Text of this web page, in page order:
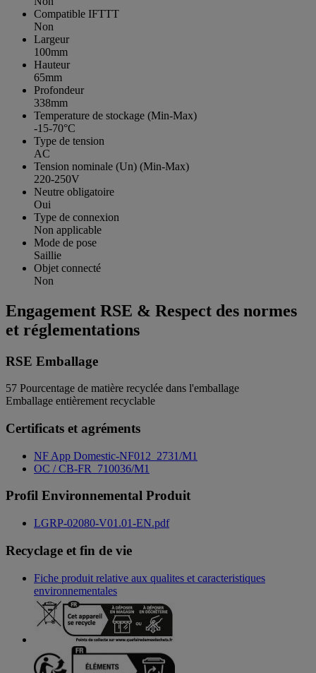
Compatible IFTTT
Non
Largeur
100mm
Hauteur
65mm
Profondeur
338mm
Temperature de stockage (Min-Max)
-15-70°C
Type de tension
AC
Tension nominale (Un) (Min-Max)
220-250V
Neutre obligatoire
Oui
Type de connexion
Non applicable
Mode de pose
Saillie
Objet connecté
Non
Engagement RSE & Respect des normes
et réglementations
RSE Emballage
57 Pourcentage de matière recyclée dans l'emballage
Emballage entièrement recyclable
Certificats et agréments
NF App Domestic-NF012_2731/M1
OC / CB-FR_710036/M1
Profil Environnemental Produit
LGRP-02080-V01.01-EN.pdf
Recyclage et fin de vie
Fiche produit relative aux qualites et caracteristiques
environnementales